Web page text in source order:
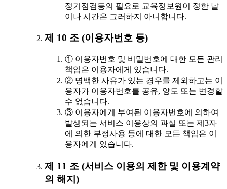
정기점검등의 필요로 교육정보원이 정한 날
이나 시간은 그러하지 아니합니다.
제 10 조 (이용자번호 등)
① 이용자번호 및 비밀번호에 대한 모든 관리
책임은 이용자에게 있습니다.
② 명백한 사유가 있는 경우를 제외하고는 이
용자가 이용자번호를 공유, 양도 또는 변경할
수 없습니다.
③ 이용자에게 부여된 이용자번호에 의하여
발생되는 서비스 이용상의 과실 또는 제3자
에 의한 부정사용 등에 대한 모든 책임은 이
용자에게 있습니다.
제 11 조 (서비스 이용의 제한 및 이용계약
의 해지)